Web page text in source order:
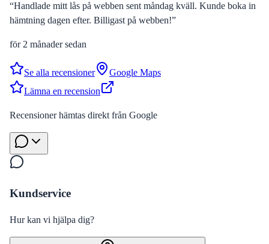
“Handlade mitt lås på webben sent måndag kväll. Kunde boka in
hämtning dagen efter. Billigast på webben!”
för 2 månader sedan
Se alla recensioner
Google Maps
Lämna en recension
Recensioner hämtas direkt från Google
Kundservice
Hur kan vi hjälpa dig?